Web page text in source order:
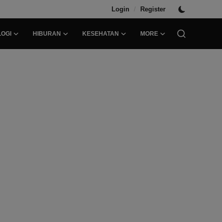
Login / Register
HIBURAN KESEHATAN MORE